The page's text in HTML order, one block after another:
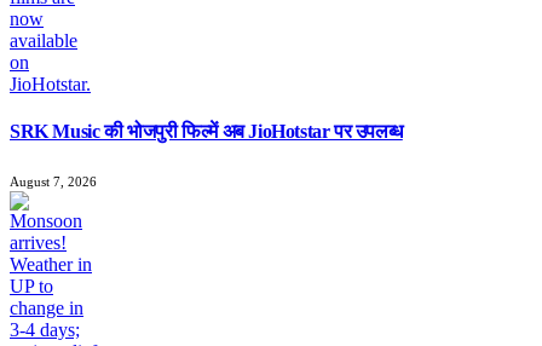
SRK Music की भोजपुरी फिल्में अब JioHotstar पर उपलब्ध
August 7, 2026